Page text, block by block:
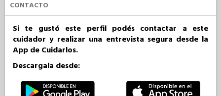
CONTACTO
Si te gustó este perfil podés contactar a este
cuidador y realizar una entrevista segura desde la
App de Cuidarlos.
Descargala desde: